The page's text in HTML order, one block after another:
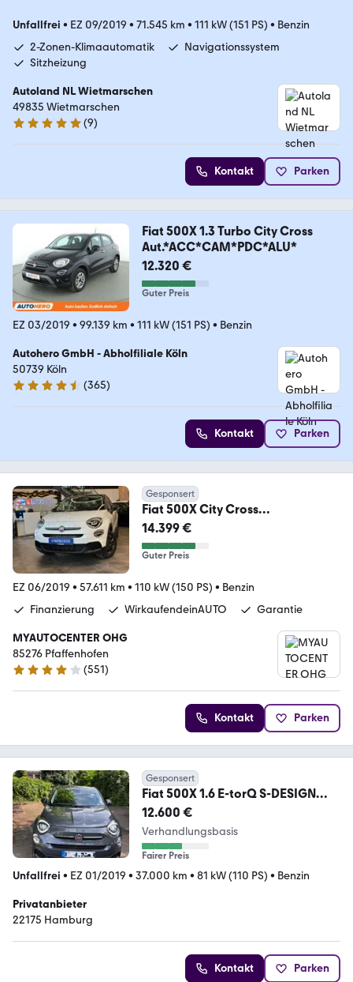
Unfallfrei • EZ 09/2019 • 71.545 km • 111 kW (151 PS) • Benzin
2-Zonen-Klimaautomatik
Navigationssystem
Sitzheizung
Autoland NL Wietmarschen
49835 Wietmarschen
5 Sterne
(9)
Kontakt Parken
Fiat 500X 1.3 Turbo City Cross
Aut.*ACC*CAM*PDC*ALU*
12.320 €
Guter Preis
EZ 03/2019 • 99.139 km • 111 kW (151 PS) • Benzin
Autohero GmbH - Abholfiliale Köln
50739 Köln
4.6 Sterne
(365)
Kontakt Parken
Gesponsert
Fiat 500X City Cross
*LED*Navi*Spurhalteass.*
14.399 €
Guter Preis
EZ 06/2019 • 57.611 km • 110 kW (150 PS) • Benzin
Finanzierung
WirkaufendeinAUTO Garantie
MYAUTOCENTER OHG
85276 Pfaffenhofen
4.2 Sterne
(551)
Kontakt Parken
Gesponsert
Fiat 500X 1.6 E-torQ S-DESIGN
Urban Look, Sitzheizung
12.600 €
Verhandlungsbasis
Fairer Preis
Unfallfrei • EZ 01/2019 • 37.000 km • 81 kW (110 PS) • Benzin
Privatanbieter
22175 Hamburg
Kontakt Parken